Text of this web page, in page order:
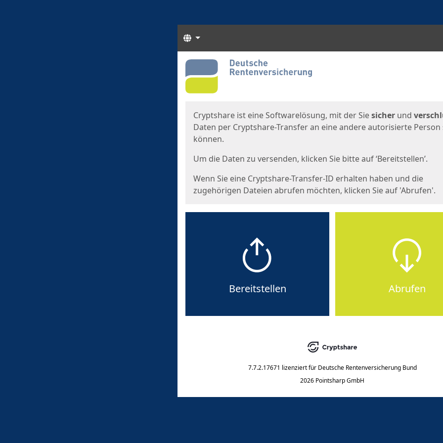
Sprachen
Start
Cryptshare ist eine Softwarelösung, mit der Siesicher und
Daten per Cryptshare-Transfer an eine andere autorisierte Person
können.
Um die Daten zu versenden, klicken Sie bitte auf ‘Bereitstellen’.
Wenn Sie eine Cryptshare-Transfer-ID erhalten haben und die
zugehörigen Dateien abrufen möchten, klicken Sie auf 'Abrufen'.
Bereitstellen Abrufen
7.7.2.17671 lizenziert für Deutsche Rentenversicherung Bund
2026 Pointsharp GmbH